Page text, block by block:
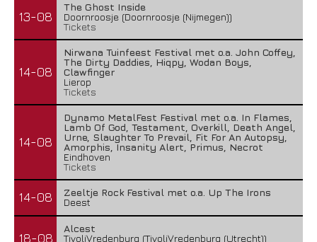
13-08
The Ghost Inside
Doornroosje (Doornroosje (Nijmegen))
Tickets
14-08
Nirwana Tuinfeest Festival met o.a. John Coffey,
The Dirty Daddies, Hiqpy, Wodan Boys,
Clawfinger
Lierop
Tickets
14-08
Dynamo MetalFest Festival met o.a. In Flames,
Lamb Of God, Testament, Overkill, Death Angel,
Urne, Slaughter To Prevail, Fit For An Autopsy,
Amorphis, Insanity Alert, Primus, Necrot
Eindhoven
Tickets
14-08
Zeeltje Rock Festival met o.a. Up The Irons
Deest
18-08
Alcest
TivoliVredenburg (TivoliVredenburg (Utrecht))